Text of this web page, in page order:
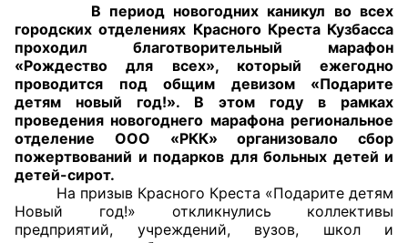
+7 (3842) 58-82-40
OPKO42@BK.RU
ОБРАТНАЯ СВЯЗЬ
Главная
В период новогодних каникул во всех
городских отделениях Красного Креста Кузбасса
проходил благотворительный марафон
«Рождество для всех», который ежегодно
проводится под общим девизом «Подарите
детям новый год!». В этом году в рамках
проведения новогоднего марафона региональное
отделение ООО «РКК» организовало сбор
пожертвований и подарков для больных детей и
детей-сирот.
На призыв Красного Креста «Подарите детям
Новый год!» откликнулись
коллективы
предприятий, учреждений, вузов, школ и